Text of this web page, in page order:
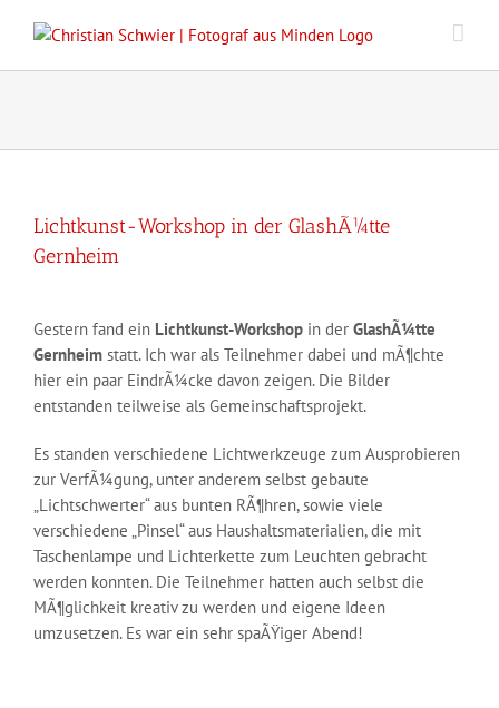
Inhalt
Lichtkunst-Workshop in der GlashÃ¼tte
Gernheim
Gestern fand ein Lichtkunst-Workshopin der GlashÃ¼tte
Gernheimstatt. Ich war als Teilnehmer dabei und mÃ¶chte
hier ein paar EindrÃ¼cke davon zeigen. Die Bilder
entstanden teilweise als Gemeinschaftsprojekt.
Es standen verschiedene Lichtwerkzeuge zum Ausprobieren
zur VerfÃ¼gung, unter anderem selbst gebaute
„Lichtschwerter“ aus bunten RÃ¶hren, sowie viele
verschiedene „Pinsel“ aus Haushaltsmaterialien, die mit
Taschenlampe und Lichterkette zum Leuchten gebracht
werden konnten. Die Teilnehmer hatten auch selbst die
MÃ¶glichkeit kreativ zu werden und eigene Ideen
umzusetzen. Es war ein sehr spaÃŸiger Abend!